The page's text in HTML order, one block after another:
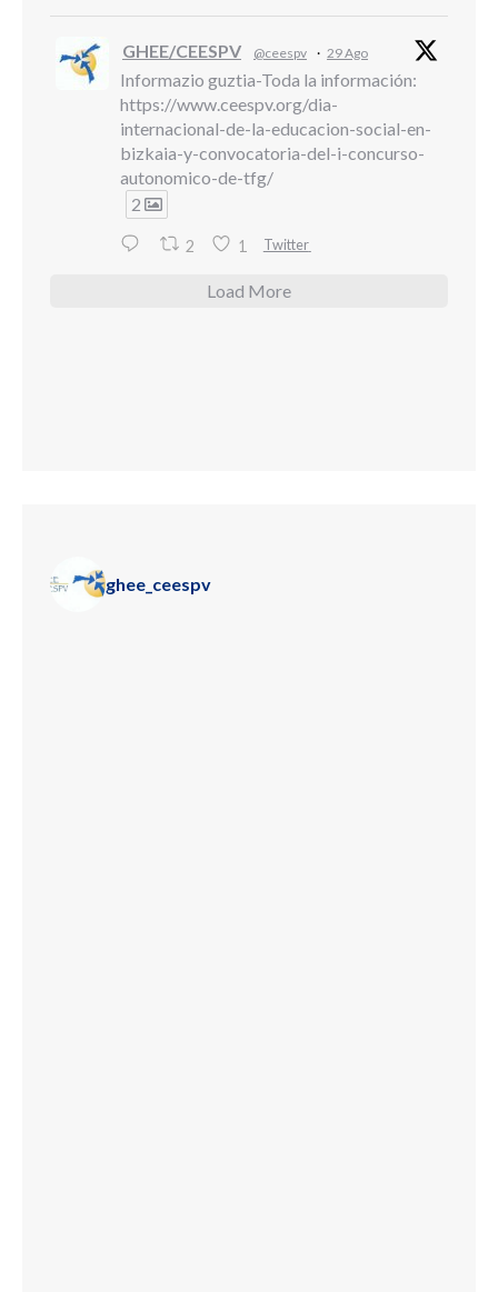
GHEE/CEESPV @ceespv · 29 Ago
Informazio guztia-Toda la información:
https://www.ceespv.org/dia-
internacional-de-la-educacion-social-en-
bizkaia-y-convocatoria-del-i-concurso-
autonomico-de-tfg/
2
2 1 Twitter
Load More
ghee_ceespv